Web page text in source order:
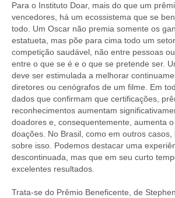
Para o Instituto Doar, mais do que um
vencedores, há um ecossistema que se
todo. Um Oscar não premia somente os
estatueta, mas põe para cima todo um
competição saudável, não entre pessoas
entre o que se é e o que se pretende ser.
deve ser estimulada a melhorar
diretores ou cenógrafos de um filme. Em
dados que confirmam que certificações,
reconhecimentos aumentam
doadores e, consequentemente, aumenta
doações. No Brasil, como em outros
sobre isso. Podemos destacar uma
descontinuada, mas que em seu curto
excelentes resultados.
Trata-se do Prêmio Beneficente, de